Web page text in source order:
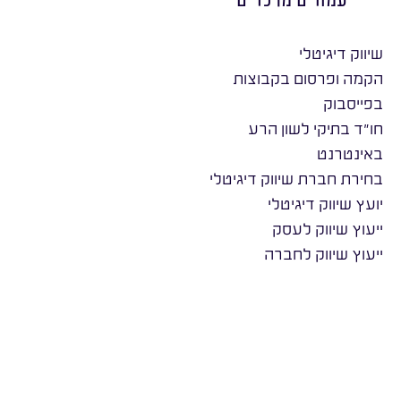
שיווק דיגיטלי
הקמה ופרסום בקבוצות
בפייסבוק
חו״ד בתיקי לשון הרע
באינטרנט
בחירת חברת שיווק דיגיטלי
יועץ שיווק דיגיטלי
ייעוץ שיווק לעסק
ייעוץ שיווק לחברה